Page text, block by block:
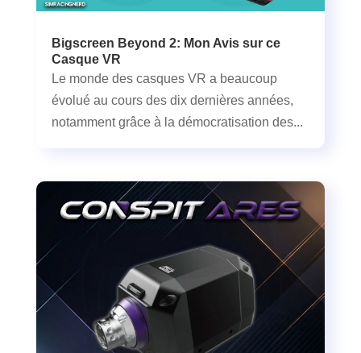
Bigscreen Beyond 2: Mon Avis sur ce
Casque VR
Le monde des casques VR a beaucoup
évolué au cours des dix dernières années,
notamment grâce à la démocratisation des...